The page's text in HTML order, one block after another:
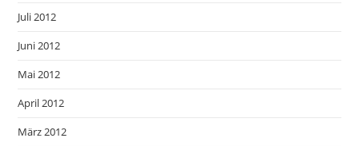
Juli 2012
Juni 2012
Mai 2012
April 2012
März 2012